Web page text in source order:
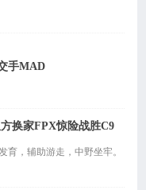
手MAD
换家FPX惊险战胜C9
，辅助游走，中野坐牢。